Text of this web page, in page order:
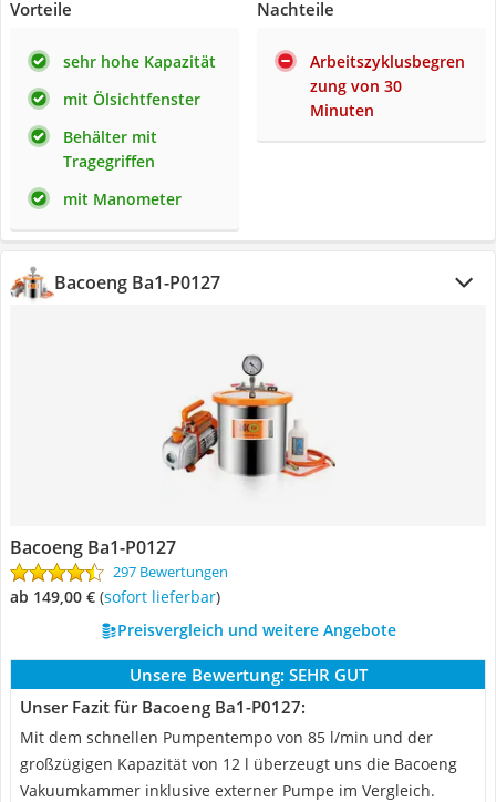
Vorteile
sehr hohe Kapazität
mit Ölsichtfenster
Behälter mit
Tragegriffen
mit Manometer
Nachteile
Arbeitszyklusbegren
zung von 30
Minuten
Bacoeng ‎Ba1-P0127
Bacoeng ‎Ba1-P0127
297 Bewertungen
ab 149,00 € ( Sofort lieferbar)
Preisvergleich und weitere Angebote
Unsere Bewertung: SEHR GUT
Unser Fazit für Bacoeng ‎Ba1-P0127:
Mit dem schnellen Pumpentempo von 85 l/min und der
großzügigen Kapazität von 12 l überzeugt uns die Bacoeng
Vakuumkammer inklusive externer Pumpe im Vergleich.